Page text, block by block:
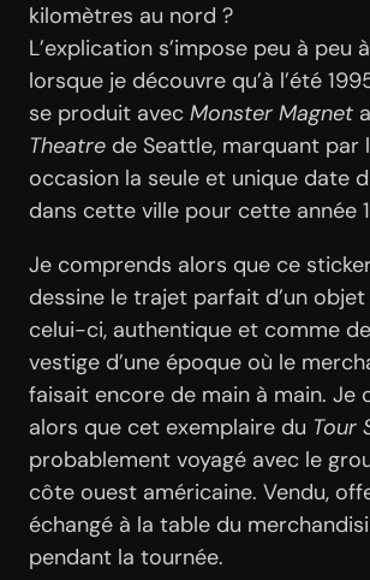
kilomètres au nord ?
L’explication s’impose peu à peu
lorsque je découvre qu’à l’été
se produit avec Monster Magnet
Theatre de Seattle, marquant par
occasion la seule et unique date
dans cette ville pour cette année
Je comprends alors que ce
dessine le trajet parfait d’un
celui-ci, authentique et comme
vestige d’une époque où le
faisait encore de main à main. Je
alors que cet exemplaire du Tour
probablement voyagé avec le
côte ouest américaine. Vendu,
échangé à la table du
pendant la tournée.